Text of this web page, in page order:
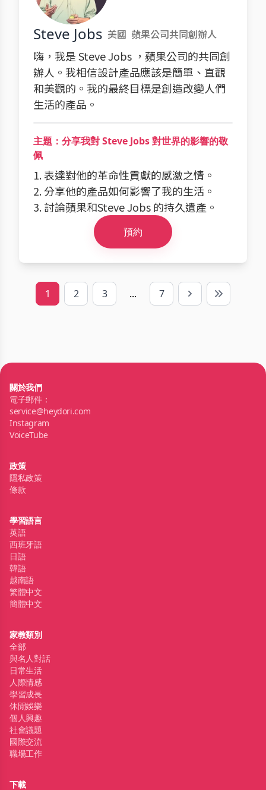
Steve Jobs 美國 蘋果公司共同創辦人
嗨，我是 Steve Jobs ，蘋果公司的共同創
辦人。我相信設計產品應該是簡單、直觀
和美觀的。我的最終目標是創造改變人們
生活的產品。
主題：分享我對 Steve Jobs 對世界的影響的敬
佩
1. 表達對他的革命性貢獻的感激之情。
2. 分享他的產品如何影響了我的生活。
3. 討論蘋果和Steve Jobs 的持久遺產。
預約
1 2 3 ... 7 Next Last
關於我們
電子郵件：
service@heydori.com
Instagram
VoiceTube
政策
隱私政策
條款
學習語言
英語
西班牙語
日語
韓語
越南語
繁體中文
簡體中文
家教類別
全部
與名人對話
日常生活
人際情感
學習成長
休閒娛樂
個人興趣
社會議題
國際交流
職場工作
下載